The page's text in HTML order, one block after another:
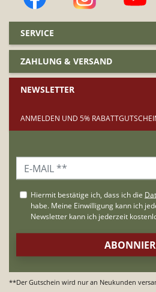
SERVICE
ZAHLUNG & VERSAND
NEWSLETTER
ANMELDEN UND 5%
**Der Gutschein wird nur an Neukunden